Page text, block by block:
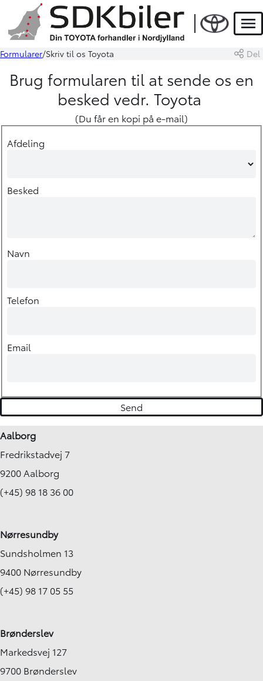
Formularer Skriv til os Toyota Del
Brug formularen til at sende os en
besked vedr. Toyota
(Du får en kopi på e-mail)
Afdeling
Besked
Navn
Telefon
Email
Aalborg
Fredrikstadvej 7
9200 Aalborg
(+45) 98 18 36 00
Nørresundby
Sundsholmen 13
9400 Nørresundby
(+45) 98 17 05 55
Brønderslev
Markedsvej 127
9700 Brønderslev